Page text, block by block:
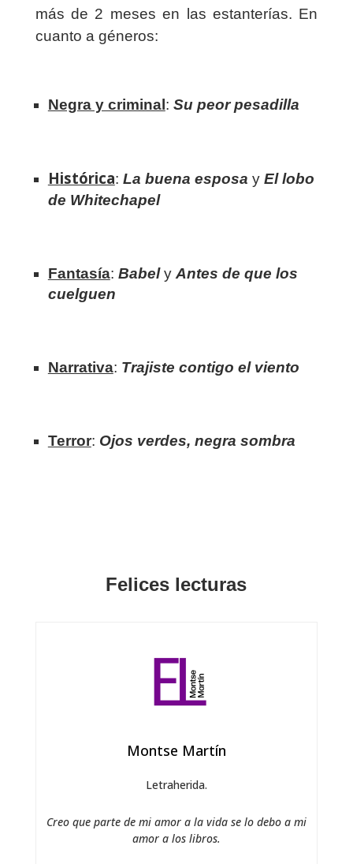
más de 2 meses en las estanterías. En
cuanto a géneros:
Negra y criminal : Su peor pesadilla
Histórica: La buena esposa y El lobo
de Whitechapel
Fantasía: Babely Antes de que los
cuelguen
Narrativa: Trajiste contigo el viento
Terror: Ojos verdes, negra sombra
Felices lecturas
Montse Martín
Letraherida.
Creo que parte de mi amor a la vida se lo debo a mi
amor a los libros.